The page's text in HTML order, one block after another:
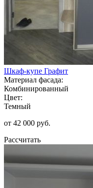
Шкаф-купе Графит
Материал фасада:
Комбинированный
Цвет:
Темный
от 42 000 руб.
Рассчитать